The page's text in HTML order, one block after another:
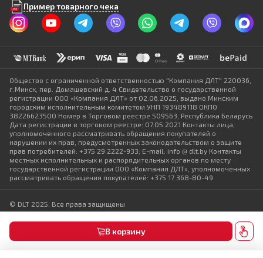
В корзину
Пример товарного чека
Общество с ограниченной ответственностью "Компания ДЛТ" 220036,
г.Минск, пер. Домашевский д. 4 Свидетельство о государственной
регистрации ООО «Компания ДЛТ» от 02.06.2025, выдано Минским
городским исполнительным комитетом УНП 193489118 ОКПО
38226623500 Номер в Торговом реестре 509563, Республика Беларусь
Дата регистрации в торговом реестре: 07.05.2021 Контакты лица,
уполномоченного рассматривать обращения покупателей о
нарушении их прав, предусмотренных законодательством о защите
прав потребителей: +375 29 2222-933; E-mail: info @ dlt.by Контакты
местных исполнительных и распорядительных органов по месту
государственной регистрации ООО «Компания ДЛТ», уполномоченных
рассматривать обращения покупателей: +375 17 368-80-49
© DLT 2025. Все права защищены
Политика конфиденциальности
Выбор настроек Cookie
Разработка сайта — SLAM